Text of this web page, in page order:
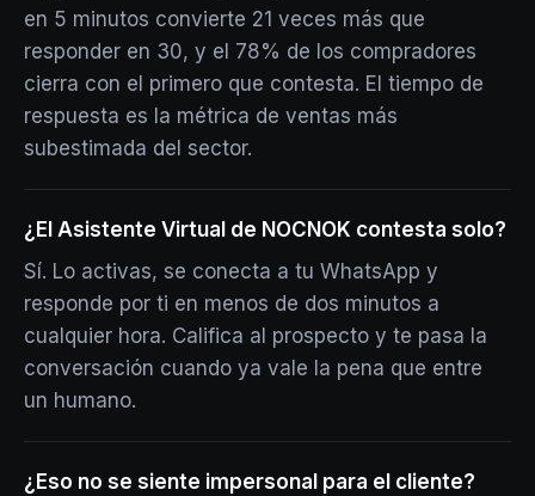
en 5 minutos convierte 21 veces más que
responder en 30, y el 78% de los compradores
cierra con el primero que contesta. El tiempo de
respuesta es la métrica de ventas más
subestimada del sector.
¿El Asistente Virtual de NOCNOK contesta solo?
Sí. Lo activas, se conecta a tu WhatsApp y
responde por ti en menos de dos minutos a
cualquier hora. Califica al prospecto y te pasa la
conversación cuando ya vale la pena que entre
un humano.
¿Eso no se siente impersonal para el cliente?